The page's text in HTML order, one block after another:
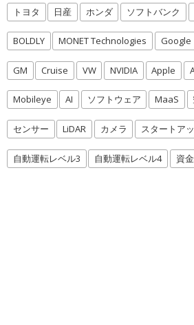
トヨタ 日産 ホンダ ソフトバンク
BOLDLY MONET Technologies Google
GM Cruise VW NVIDIA Apple
Mobileye AI ソフトウェア MaaS
センサー LiDAR カメラ スタートア
自動運転レベル3 自動運転レベル4 資